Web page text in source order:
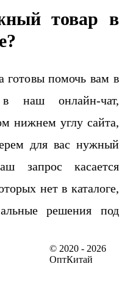
товар в
готовы помочь вам в
в наш онлайн-чат,
нижнем углу сайта,
для вас нужный
запрос касается
нет в каталоге,
решения под
© 2020 - 2026
ОптКитай